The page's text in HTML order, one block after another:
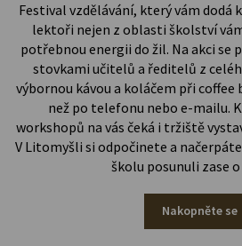
Festival vzdělávání, který vám dodá
lektoři nejen z oblasti školství
potřebnou energii do žil. Na akci se
stovkami učitelů a ředitelů z
výbornou kávou a koláčem při coffee
než po telefonu nebo e-mailu.
workshopů na vás čeká i tržiště
V Litomyšli si odpočinete a
školu posunuli zase
Nakopněte se